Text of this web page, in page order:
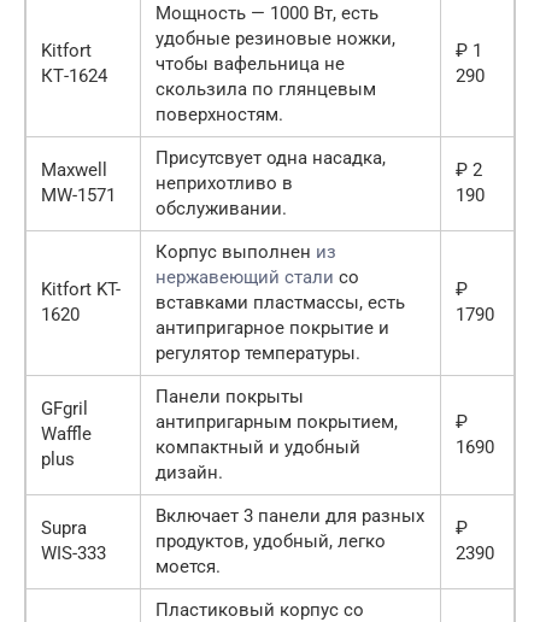
Kitfort
КТ-1624
Мощность — 1000 Вт, есть
удобные резиновые ножки,
чтобы вафельница не
скользила по глянцевым
поверхностям.
₽ 1
290
Maxwell
MW-1571
Присутсвует одна насадка,
неприхотливо в
обслуживании.
₽ 2
190
Kitfort KT-
1620
Корпус выполнен из
нержавеющий стали со
вставками пластмассы, есть
антипригарное покрытие и
регулятор температуры.
₽
1790
GFgril
Waffle
plus
Панели покрыты
антипригарным покрытием,
компактный и удобный
дизайн.
₽
1690
Supra
WIS-333
Включает 3 панели для разных
продуктов, удобный, легко
моется.
₽
2390
Пластиковый корпус со